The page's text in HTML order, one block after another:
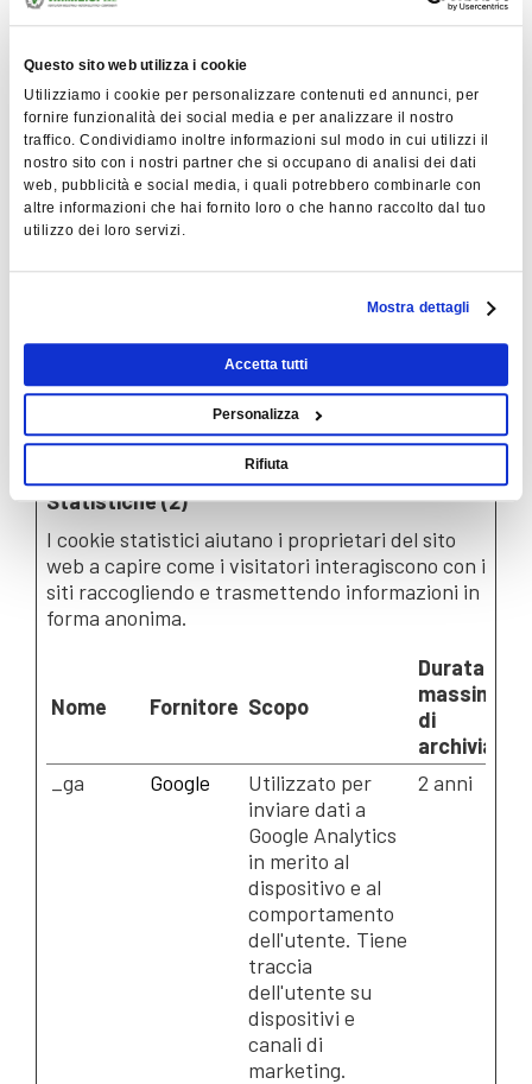
Questo sito web utilizza i cookie
Utilizziamo i cookie per personalizzare contenuti ed annunci, per
fornire funzionalità dei social media e per analizzare il nostro
traffico. Condividiamo inoltre informazioni sul modo in cui utilizzi il
nostro sito con i nostri partner che si occupano di analisi dei dati
web, pubblicità e social media, i quali potrebbero combinarle con
altre informazioni che hai fornito loro o che hanno raccolto dal tuo
utilizzo dei loro servizi.
Mostra dettagli
Accetta tutti
Personalizza
Rifiuta
del sito.
rc::c
Google
usato per
distinguere tra
umani e robot.
test_coo
kie
Google
Utilizzato per
verificare se il
supporta i
1
giorno
WTDEBU www.e-
Verifica la
presenza di un
cookie debugger
tecnico.
400
Statistiche (2)
I cookie statistici aiutano i proprietari del sito
web a capire come i visitatori interagiscono con i
siti raccogliendo e trasmettendo informazioni in
forma anonima.
Nome Fornitore Scopo
Durata
massima
di
_ga
Google
Utilizzato per
inviare dati a
Google Analytics
in merito al
dispositivo e al
comportamento
dell'utente. Tiene
traccia
dell'utente su
dispositivi e
canali di
marketing.
2 anni